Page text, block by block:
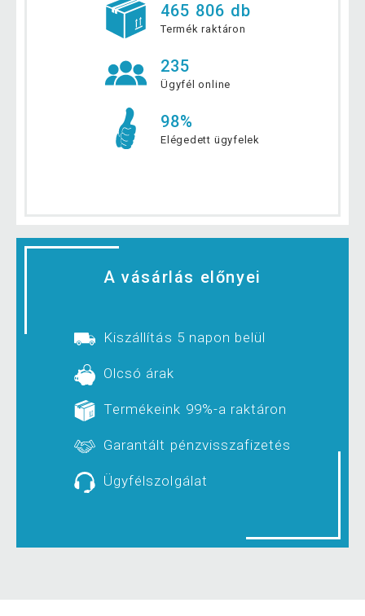
465 806 db
Termék raktáron
235
Ügyfél online
98%
Elégedett ügyfelek
A vásárlás előnyei
Kiszállítás 5 napon belül
Olcsó árak
Termékeink 99%-a raktáron
Garantált pénzvisszafizetés
Ügyfélszolgálat